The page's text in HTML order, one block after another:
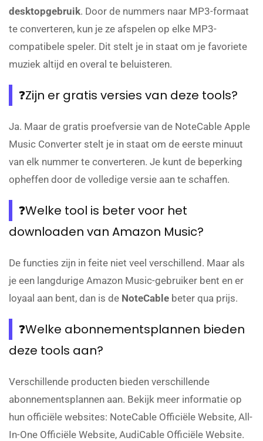
desktopgebruik. Door de nummers naar MP3-formaat
te converteren, kun je ze afspelen op elke MP3-
compatibele speler. Dit stelt je in staat om je favoriete
muziek altijd en overal te beluisteren.
❓Zijn er gratis versies van deze tools?
Ja. Maar de gratis proefversie van de NoteCable Apple
Music Converter stelt je in staat om de eerste minuut
van elk nummer te converteren. Je kunt de beperking
opheffen door de volledige versie aan te schaffen.
❓Welke tool is beter voor het
downloaden van Amazon Music?
De functies zijn in feite niet veel verschillend. Maar als
je een langdurige Amazon Music-gebruiker bent en er
loyaal aan bent, dan is de NoteCable beter qua prijs.
❓Welke abonnementsplannen bieden
deze tools aan?
Verschillende producten bieden verschillende
abonnementsplannen aan. Bekijk meer informatie op
hun officiële websites: NoteCable Officiële Website, All-
In-One Officiële Website, AudiCable Officiële Website.